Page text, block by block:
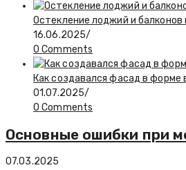
Остекление лоджий и балконов
16.06.2025/
0 Comments
Как создавался фасад в
01.07.2025/
0 Comments
Основные ошибки при
07.03.2025